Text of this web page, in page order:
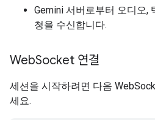
Gemini 서버로부터 오디오,
청을 수신합니다.
WebSocket 연결
세션을 시작하려면 다음
세요.